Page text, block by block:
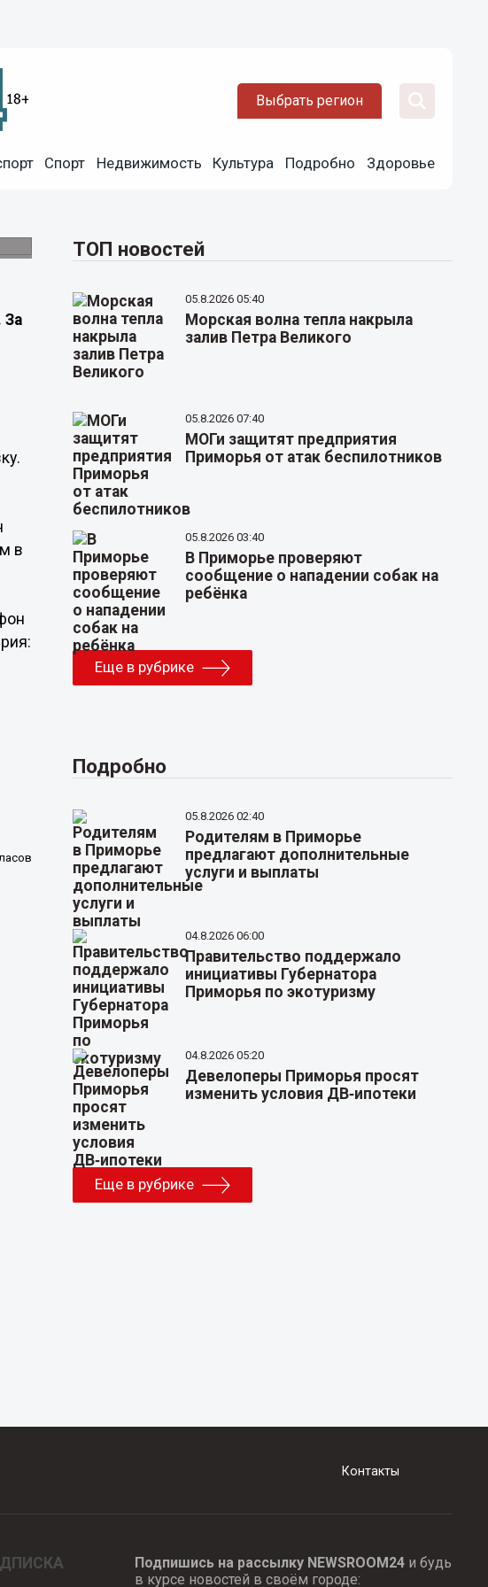
Выбрать регион
Спорт Недвижимость Культура Подробно Здоровье
За
в
ТОП новостей
05.8.2026 05:40
Морская волна тепла накрыла
залив Петра Великого
05.8.2026 07:40
МОГи защитят предприятия
Приморья от атак беспилотников
05.8.2026 03:40
В Приморье проверяют
сообщение о нападении собак на
ребёнка
Еще в рубрике
Подробно
05.8.2026 02:40
Родителям в Приморье
предлагают дополнительные
услуги и выплаты
04.8.2026 06:00
Правительство поддержало
инициативы Губернатора
Приморья по экотуризму
04.8.2026 05:20
Девелоперы Приморья просят
изменить условия ДВ‑ипотеки
Еще в рубрике
Контакты
Подпишись на рассылку NEWSROOM24и будь
в курсе новостей в своём городе: